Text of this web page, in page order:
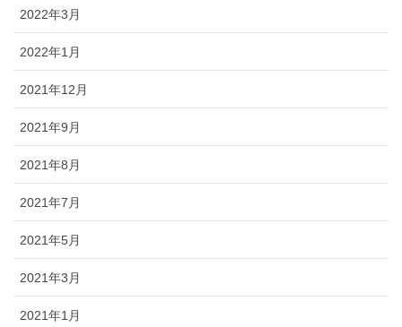
2022年3月
2022年1月
2021年12月
2021年9月
2021年8月
2021年7月
2021年5月
2021年3月
2021年1月